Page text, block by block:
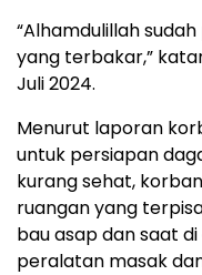
“Alhamdulillah
yang terbakar,”
Juli 2024.
Menurut laporan
untuk persiapan
kurang sehat,
ruangan yang
bau asap dan saat
peralatan masak